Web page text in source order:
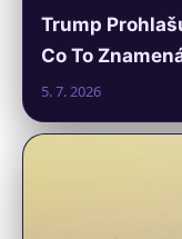
Trump
Co To
5. 7. 2026